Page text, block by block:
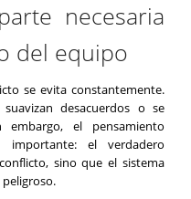
necesaria
del equipo
se evita constantemente.
desacuerdos o se
embargo, el pensamiento
importante: el verdadero
sino que el sistema